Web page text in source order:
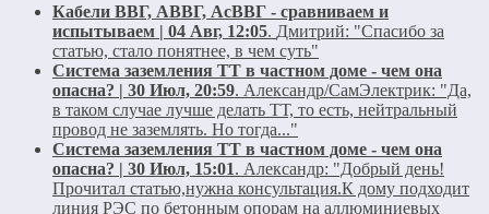
Кабели ВВГ, АВВГ, АсВВГ - сравниваем и
испытываем | 04 Авг, 12:05. Дмитрий: "Спасибо за
статью, стало понятнее, в чем суть"
Система заземления ТТ в частном доме - чем она
опасна? | 30 Июл, 20:59. Александр/СамЭлектрик: "Да,
в таком случае лучше делать ТТ, то есть, нейтральный
провод не заземлять. Но тогда..."
Система заземления ТТ в частном доме - чем она
опасна? | 30 Июл, 15:01. Александр: "Добрый день!
Прочитал статью,нужна консультация.К дому подходит
линия РЭС по бетонным опорам на аллюминиевых